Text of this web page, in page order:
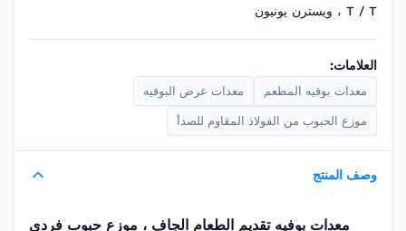
T / T ، ويسترن يونيون
العلامات:
معدات بوفيه المطعم معدات عرض البوفيه
موزع الحبوب من الفولاذ المقاوم للصدأ
وصف المنتج
معدات بوفيه تقديم الطعام الجاف ، موزع حبوب فردي